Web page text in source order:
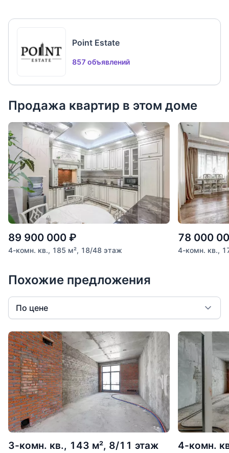
Point Estate
857 объявлений
Продажа квартир в этом доме
89 900 000 ₽
4-комн. кв., 185 м², 18/48 этаж
78 000
4-комн. кв.,
Похожие предложения
По цене
3-комн. кв., 143 м², 8/11 этаж 4-комн.